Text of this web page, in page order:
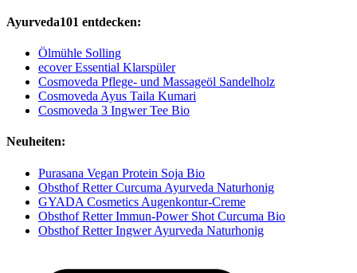
Ayurveda101 entdecken:
Ölmühle Solling
ecover Essential Klarspüler
Cosmoveda Pflege- und Massageöl Sandelholz
Cosmoveda Ayus Taila Kumari
Cosmoveda 3 Ingwer Tee Bio
Neuheiten:
Purasana Vegan Protein Soja Bio
Obsthof Retter Curcuma Ayurveda Naturhonig
GYADA Cosmetics Augenkontur-Creme
Obsthof Retter Immun-Power Shot Curcuma Bio
Obsthof Retter Ingwer Ayurveda Naturhonig